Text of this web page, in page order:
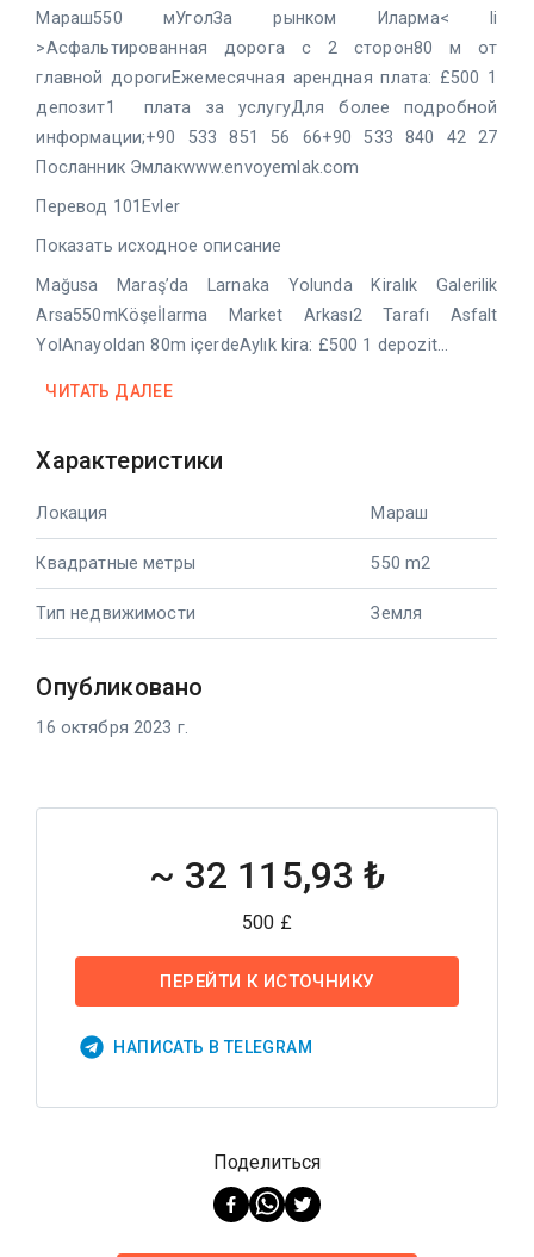
Мараш550 мУголЗа рынком Иларма< li
>Асфальтированная дорога с 2 сторон80 м от
главной дорогиЕжемесячная арендная плата: £500 1
депозит1 плата за услугуДля более подробной
информации;+90 533 851 56 66+90 533 840 42 27
Посланник Эмлакwww.envoyemlak.com
Перевод 101Evler
Показать исходное описание
Mağusa Maraş’da Larnaka Yolunda Kiralık Galerilik
Arsa550mKöşeİlarma Market Arkası2 Tarafı Asfalt
YolAnayoldan 80m içerdeAylık kira: £500 1 depozit...
ЧИТАТЬ ДАЛЕЕ
Характеристики
Локация Мараш
Квадратные метры 550 m2
Тип недвижимости Земля
Опубликовано
16 октября 2023 г.
~ 32 115,93 ₺
500 £
ПЕРЕЙТИ К ИСТОЧНИКУ
НАПИСАТЬ В TELEGRAM
Поделиться